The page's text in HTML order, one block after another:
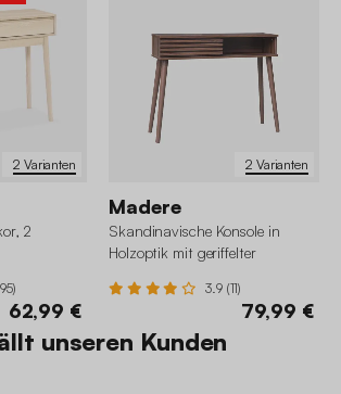
2 Varianten
2
62,99 €
2 Varianten
Madere
Skandinavische Konsole in
Holzoptik mit geriffelter
3.9 (11)
79,99 €
unseren Kunden